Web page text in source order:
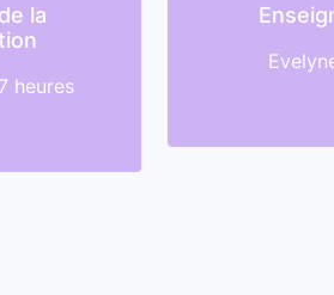
la
heures